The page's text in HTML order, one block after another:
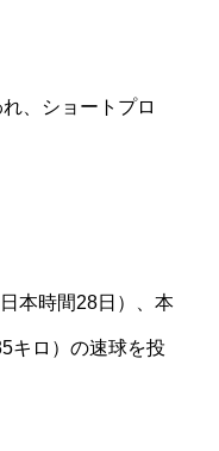
、ショートプロ
本時間28日）、本
キロ）の速球を投